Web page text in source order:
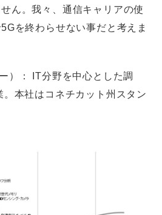
ん。我々、通信キャリアの使
を終わらせない事だと考えま
）： IT分野を中心とした調
。本社はコネチカット州スタン